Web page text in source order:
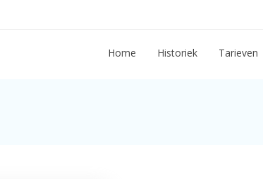
Home Historiek Tarieven